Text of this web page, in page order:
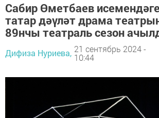
Сабир Өметбаев
татар дәүләт драма
89нчы театраль сезон
Дифиза Нуриева, 21 сентябрь 2024 -
10:44